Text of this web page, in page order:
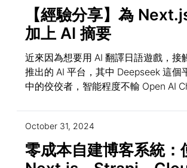
【經驗分享】為
加上 AI 摘要
近來因為想要用 AI 翻譯日語遊戲，接
推出的 AI 平台，其中 Deepseek 這個
中的佼佼者，智能程度不輸 Open AI
October 31, 2024
零成本自建博客系統：